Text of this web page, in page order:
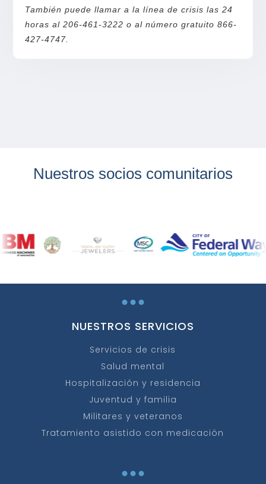
También puede llamar a la línea de crisis las 24
horas al 206-461-3222 o al número gratuito 866-
427-4747.
Nuestros socios comunitarios
...
NUESTROS SERVICIOS
Servicios de crisis
Salud mental
Hospitalización y residencia
Juventud y familia
Militares y veteranos
Tratamiento asistido con medicación
...